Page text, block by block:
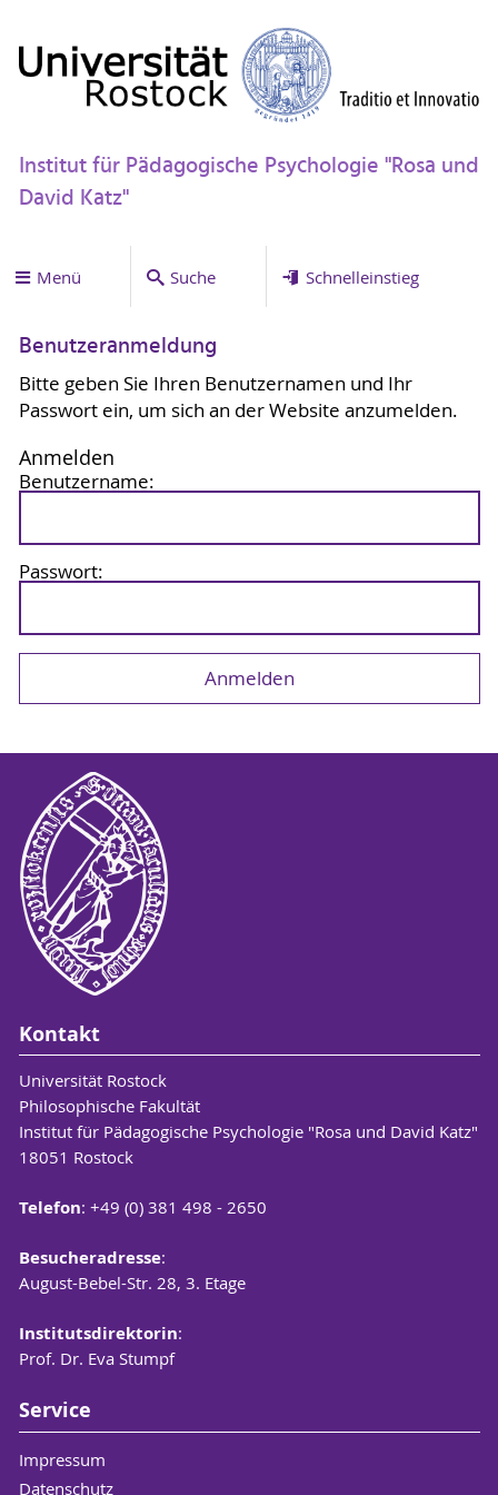
Institut für Pädagogische Psychologie "Rosa und
David Katz"
Menü Suche Schnelleinstieg
Benutzeranmeldung
Bitte geben Sie Ihren Benutzernamen und Ihr
Passwort ein, um sich an der Website anzumelden.
Anmelden
Benutzername:
Passwort:
Kontakt
Universität Rostock
Philosophische Fakultät
Institut für Pädagogische Psychologie "Rosa und David Katz"
18051 Rostock
Telefon: +49 (0) 381 498 - 2650
Besucheradresse:
August-Bebel-Str. 28, 3. Etage
Institutsdirektorin:
Prof. Dr. Eva Stumpf
Service
Impressum
Datenschutz